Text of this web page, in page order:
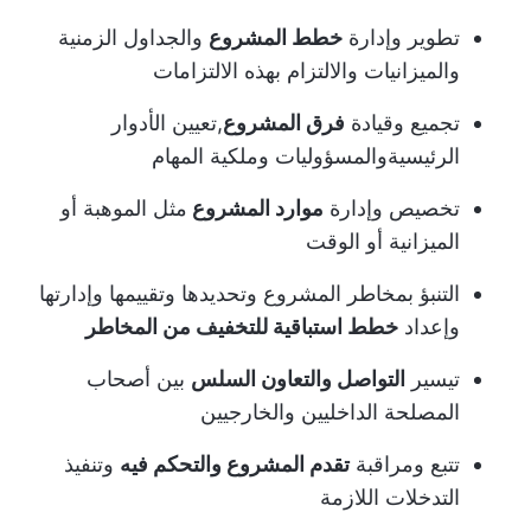
تطوير وإدارة خطط المشروع والجداول الزمنية
والميزانيات والالتزام بهذه الالتزامات
تجميع وقيادة فرق المشروع,تعيين الأدوار
الرئيسيةوالمسؤوليات وملكية المهام
تخصيص وإدارة موارد المشروع مثل الموهبة أو
الميزانية أو الوقت
التنبؤ بمخاطر المشروع وتحديدها وتقييمها وإدارتها
وإعداد خطط استباقية للتخفيف من المخاطر
تيسير التواصل والتعاون السلس بين أصحاب
المصلحة الداخليين والخارجيين
تتبع ومراقبةتقدم المشروع والتحكم فيه وتنفيذ
التدخلات اللازمة